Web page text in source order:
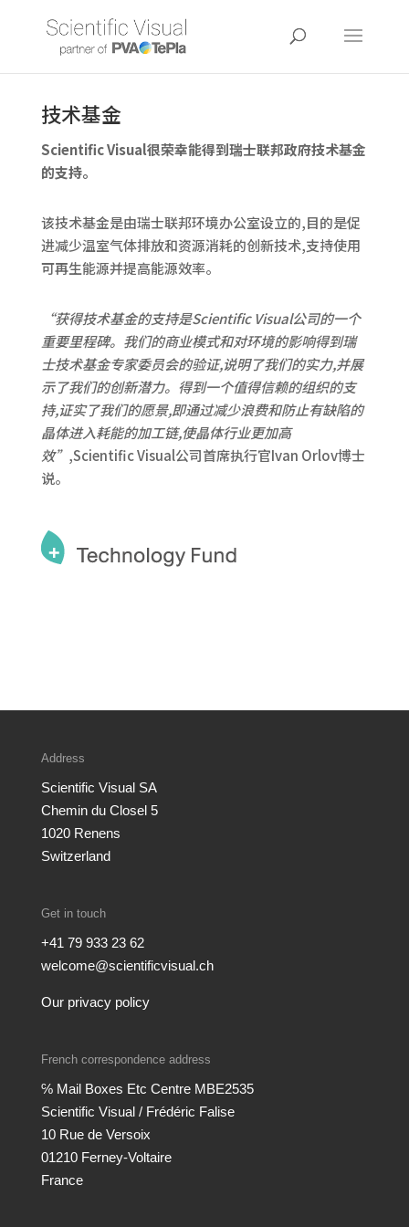
技术基金
Scientific Visual很荣幸能得到瑞士联邦政府技术基金
的支持。
该技术基金是由瑞士联邦环境办公室设立的,目的是促
进减少温室气体排放和资源消耗的创新技术,支持使用
可再生能源并提高能源效率。
“获得技术基金的支持是Scientific Visual公司的一个
重要里程碑。我们的商业模式和对环境的影响得到瑞
士技术基金专家委员会的验证,说明了我们的实力,并展
示了我们的创新潜力。 得到一个值得信赖的组织的支
持,证实了我们的愿景,即通过减少浪费和防止有缺陷的
晶体进入耗能的加工链,使晶体行业更加高
效” ,Scientific Visual公司首席执行官Ivan Orlov博士
说。
Address
Scientific Visual SA
Chemin du Closel 5
1020 Renens
Switzerland
Get in touch
+41 79 933 23 62
welcome@scientificvisual.ch
Our privacy policy
French correspondence address
℅ Mail Boxes Etc Centre MBE2535
Scientific Visual / Frédéric Falise
10 Rue de Versoix
01210 Ferney-Voltaire
France